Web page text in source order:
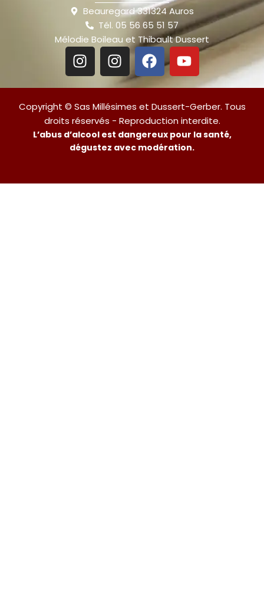
Beauregard 331324 Auros
Tél. 05 56 65 51 57
Mélodie Boileau et Thibault Dussert
Copyright © Sas Millésimes et Dussert-Gerber. Tous
droits réservés - Reproduction interdite.
L’abus d’alcool est dangereux pour la santé,
dégustez avec modération.